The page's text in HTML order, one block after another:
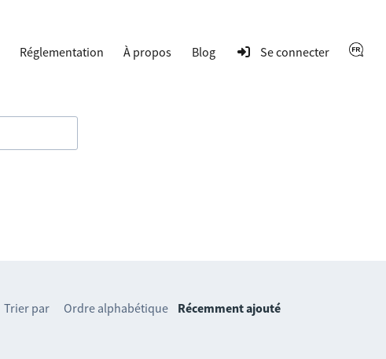
Réglementation À propos Blog Se connecter
Trier par Ordre alphabétique Récemment ajouté